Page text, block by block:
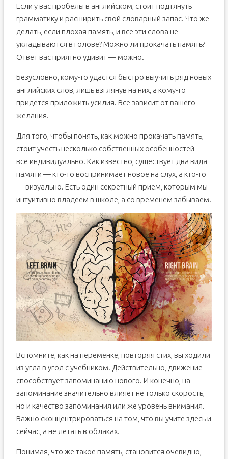
Если у вас пробелы в английском, стоит подтянуть
грамматику и расширить свой словарный запас. Что же
делать, если плохая память, и все эти слова не
укладываются в голове? Можно ли прокачать память?
Ответ вас приятно удивит — можно.
Безусловно, кому-то удастся быстро выучить ряд новых
английских слов, лишь взглянув на них, а кому-то
придется приложить усилия. Все зависит от вашего
желания.
Для того, чтобы понять, как можно прокачать память,
стоит учесть несколько собственных особенностей —
все индивидуально. Как известно, существует два вида
памяти — кто-то воспринимает новое на слух, а кто-то
— визуально. Есть один секретный прием, которым мы
интуитивно владеем в школе, а со временем забываем.
Вспомните, как на переменке, повторяя стих, вы ходили
из угла в угол с учебником. Действительно, движение
способствует запоминанию нового. И конечно, на
запоминание значительно влияет не только скорость,
но и качество запоминания или же уровень внимания.
Важно сконцентрироваться на том, что вы учите здесь и
сейчас, а не летать в облаках.
Понимая, что же такое память, становится очевидно,